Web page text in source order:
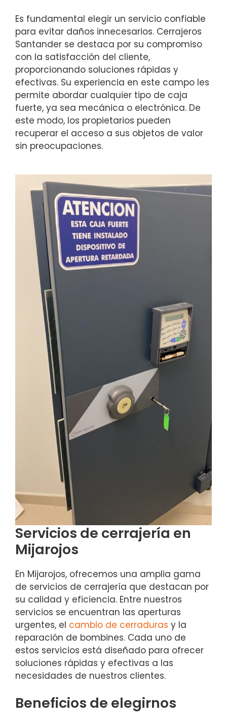
Es fundamental elegir un servicio confiable
para evitar daños innecesarios. Cerrajeros
Santander se destaca por su compromiso
con la satisfacción del cliente,
proporcionando soluciones rápidas y
efectivas. Su experiencia en este campo les
permite abordar cualquier tipo de caja
fuerte, ya sea mecánica o electrónica. De
este modo, los propietarios pueden
recuperar el acceso a sus objetos de valor
sin preocupaciones.
Servicios de cerrajería en
Mijarojos
En Mijarojos, ofrecemos una amplia gama
de servicios de cerrajería que destacan por
su calidad y eficiencia. Entre nuestros
servicios se encuentran las aperturas
urgentes, el cambio de cerraduras y la
reparación de bombines. Cada uno de
estos servicios está diseñado para ofrecer
soluciones rápidas y efectivas a las
necesidades de nuestros clientes.
Beneficios de elegirnos